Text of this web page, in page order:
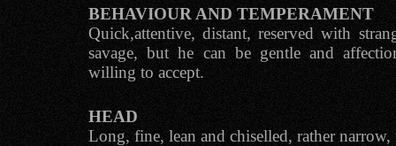
BEHAVIOUR AND TEMPERAMENT
Quick,attentive, distant, reserved with
savage, but he can be gentle and
willing to accept.
HEAD
Long, fine, lean and chiselled, rather narrow,